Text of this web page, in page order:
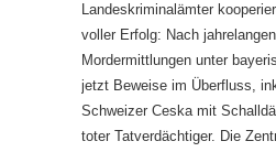
Landeskriminalämter
voller Erfolg: Nach
Mordermittlungen unter
jetzt Beweise im Überfluss,
Schweizer Ceska mit
toter Tatverdächtiger. Die